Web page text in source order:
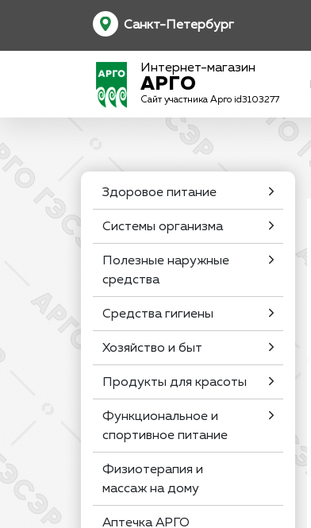
Санкт-Петербург
Интернет-магазин
АРГО
Сайт участника Арго id3103277
Здоровое питание
Системы организма
Полезные наружные
средства
Средства гигиены
Хозяйство и быт
Продукты для красоты
Функциональное и
спортивное питание
Физиотерапия и
массаж на дому
Аптечка АРГО